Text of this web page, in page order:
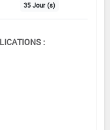
35 Jour (s)
: